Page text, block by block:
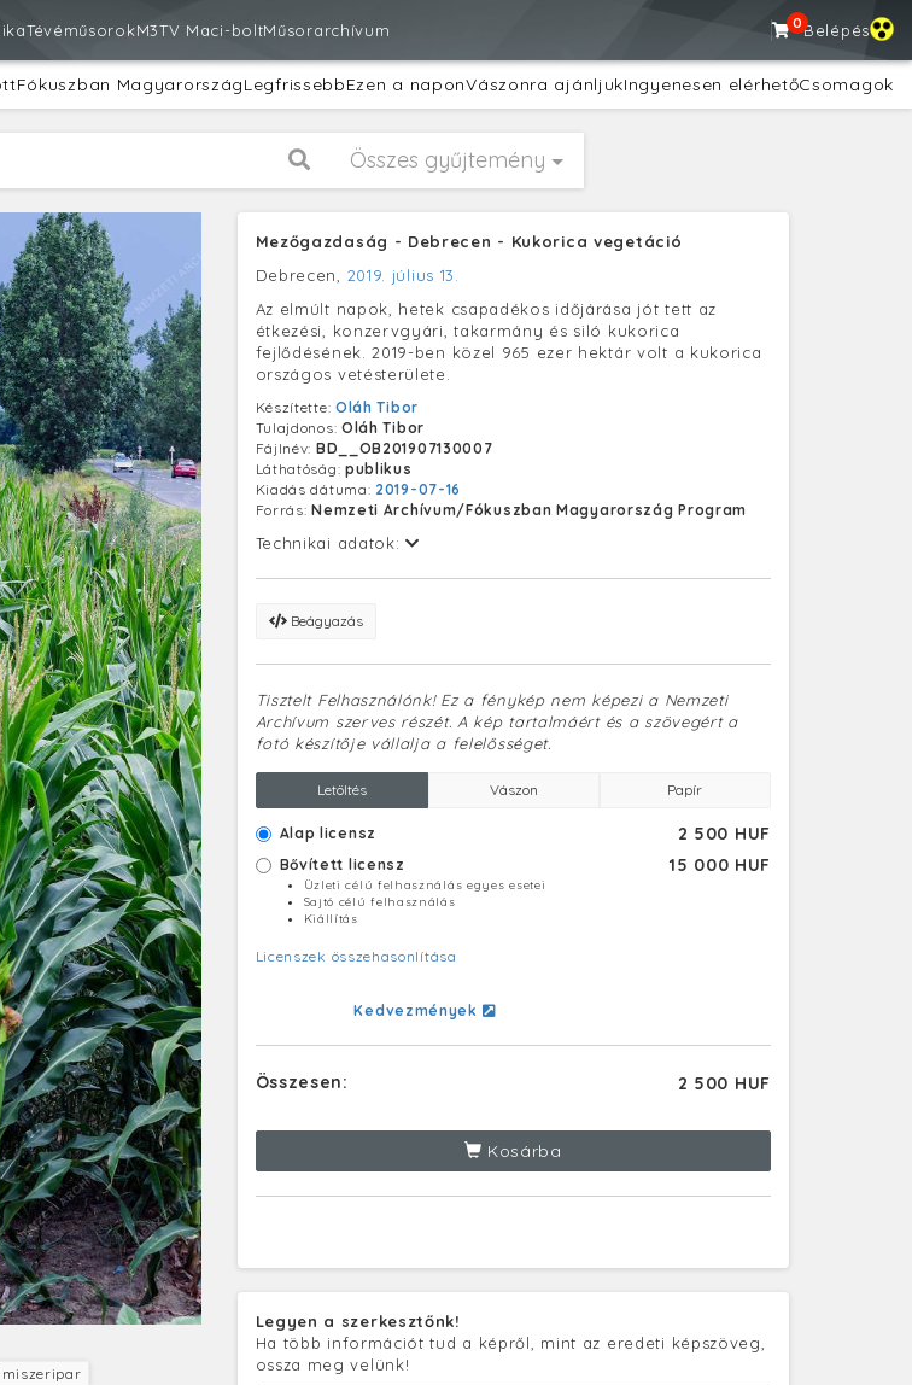
TévéműsorokM3TV Maci-boltMűsorarchívum 0Belépés
Fókuszban MagyarországLegfrissebbEzen a naponVászonra ajánljukIngyenesen elérhetőCsomagok
Összes gyűjtemény
Mezőgazdaság - Debrecen - Kukorica vegetáció
Debrecen, 2019. július 13.
Az elmúlt napok, hetek csapadékos időjárása jót tett az
étkezési, konzervgyári, takarmány és siló kukorica
fejlődésének. 2019-ben közel 965 ezer hektár volt a kukorica
országos vetésterülete.
Készítette: Oláh Tibor
Tulajdonos: Oláh Tibor
Fájlnév: BD__OB201907130007
Láthatóság: publikus
Kiadás dátuma: 2019-07-16
Forrás:Nemzeti Archívum/Fókuszban Magyarország Program
Technikai adatok:
Beágyazás
Tisztelt Felhasználónk! Ez a fénykép nem képezi a Nemzeti
Archívum szerves részét. A kép tartalmáért és a szövegért a
fotó készítője vállalja a felelősséget.
Letöltés Vászon Papír
Alap licensz 2 500 HUF
Bővített licensz 15 000 HUF
Üzleti célú felhasználás egyes esetei
Sajtó célú felhasználás
Kiállítás
Licenszek összehasonlítása
Kedvezmények
Összesen: 2 500 HUF
Kosárba
Legyen a szerkesztőnk!
Ha több információt tud a képről, mint az eredeti képszöveg,
ossza meg velünk!